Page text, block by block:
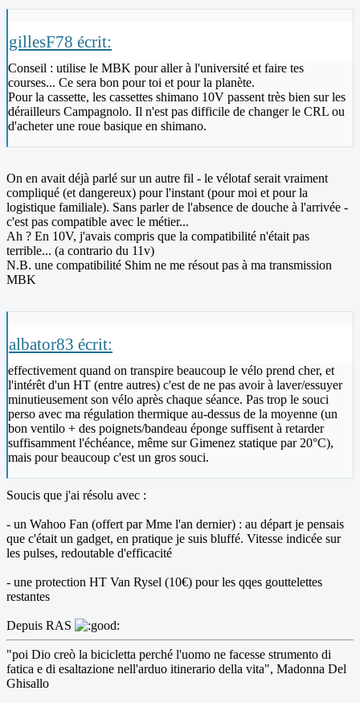
gillesF78 écrit:
Conseil : utilise le MBK pour aller à l'université et faire tes
courses... Ce sera bon pour toi et pour la planète.
Pour la cassette, les cassettes shimano 10V passent très bien sur les
dérailleurs Campagnolo. Il n'est pas difficile de changer le CRL ou
d'acheter une roue basique en shimano.
On en avait déjà parlé sur un autre fil - le vélotaf serait vraiment
compliqué (et dangereux) pour l'instant (pour moi et pour la
logistique familiale). Sans parler de l'absence de douche à l'arrivée -
c'est pas compatible avec le métier...
Ah ? En 10V, j'avais compris que la compatibilité n'était pas
terrible... (a contrario du 11v)
N.B. une compatibilité Shim ne me résout pas à ma transmission
MBK
albator83 écrit:
effectivement quand on transpire beaucoup le vélo prend cher, et
l'intérêt d'un HT (entre autres) c'est de ne pas avoir à laver/essuyer
minutieusement son vélo après chaque séance. Pas trop le souci
perso avec ma régulation thermique au-dessus de la moyenne (un
bon ventilo + des poignets/bandeau éponge suffisent à retarder
suffisamment l'échéance, même sur Gimenez statique par 20°C),
mais pour beaucoup c'est un gros souci.
Soucis que j'ai résolu avec :
- un Wahoo Fan (offert par Mme l'an dernier) : au départ je pensais
que c'était un gadget, en pratique je suis bluffé. Vitesse indicée sur
les pulses, redoutable d'efficacité
- une protection HT Van Rysel (10€) pour les qqes gouttelettes
restantes
Depuis RAS
"poi Dio creò la bicicletta perché l'uomo ne facesse strumento di
fatica e di esaltazione nell'arduo itinerario della vita", Madonna Del
Ghisallo